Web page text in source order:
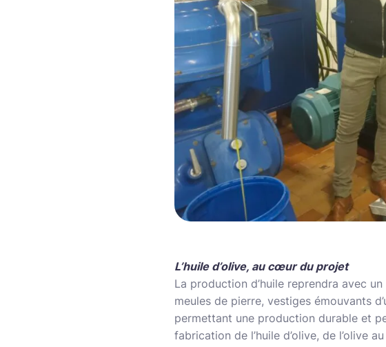
L’huile d’olive, au cœur du projet
La production d’huile reprendra avec
meules de pierre, vestiges émouvants
permettant une production durable et
fabrication de l’huile d’olive, de l’olive